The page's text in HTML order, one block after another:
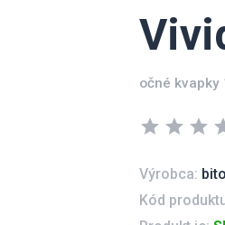
očné kvapky
star star star
Výrobca:
Kód